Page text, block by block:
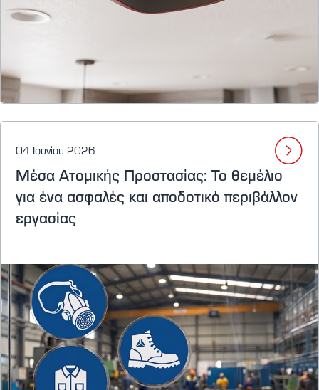
04 Ιουνίου 2026
Μέσα Ατομικής Προστασίας: Το θεμέλιο
για ένα ασφαλές και αποδοτικό περιβάλλον
εργασίας